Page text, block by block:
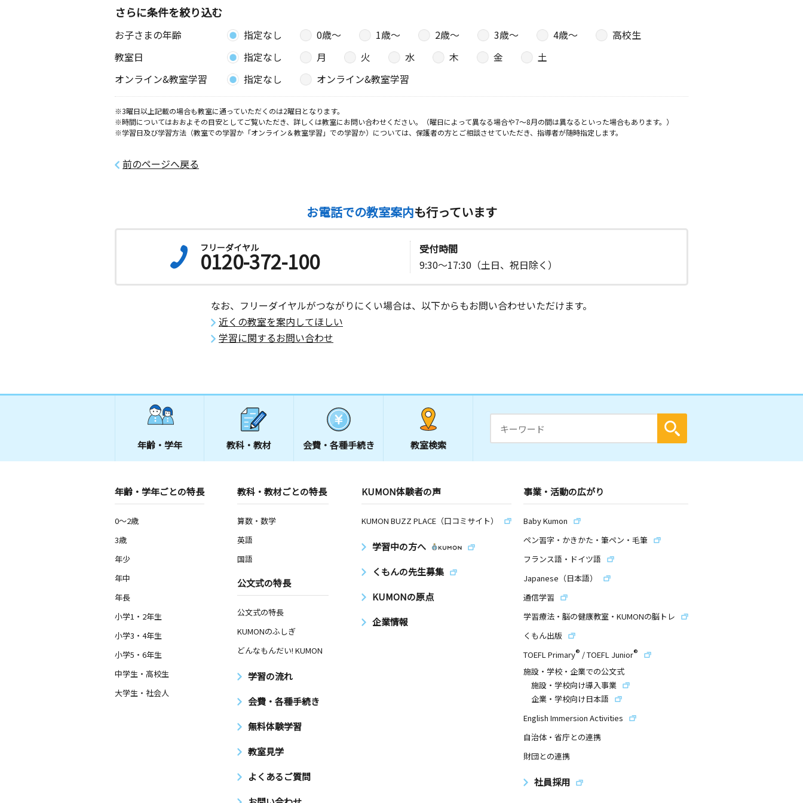
さらに条件を絞り込む
お子さまの年齢 指定なし 0歳〜 1歳〜 2歳〜 3歳〜 4歳〜
高校生
教室日
指定なし 月 火 水 木 金
土
オンライン&教室学習
指定なし オンライン&教室学習
※3曜日以上記載の場合も教室に通っていただくのは2曜日となります。
※時間についてはおおよその目安としてご覧いただき、詳しくは教室にお問い合わせください。（曜日によって異なる場合や7～8月の間は異なるといった場合もあります。）
※学習日及び学習方法（教室での学習か「オンライン＆教室学習」での学習か）については、保護者の方とご相談させていただき、指導者が随時指定します。
前のページへ戻る
お電話での教室案内も行っています
フリーダイヤル
0120-372-100
受付時間
9:30～17:30（土日、祝日除く）
なお、フリーダイヤルがつながりにくい場合は、以下からもお問い合わせいただけます。
近くの教室を案内してほしい
学習に関するお問い合わせ
年齢・学年 教科・教材 会費・ 各種手続き 教室検索
年齢・学年ごとの特長
0～2歳
3歳
年少
年中
年長
小学1・2年生
小学3・4年生
小学5・6年生
中学生・高校生
大学生・社会人
教科・教材ごとの特長
算数・数学
英語
国語
公文式の特長
公文式の特長
KUMONのふしぎ
どんなもんだい! KUMON
学習の流れ
会費・各種手続き
無料体験学習
教室見学
よくあるご質問
KUMON体験者の声
KUMON BUZZ PLACE（口コミサイト）
学習中の方へ
くもんの先生募集
KUMONの原点
企業情報
事業・活動の広がり
Baby Kumon
ペン習字・かきかた・筆ペン・毛筆
フランス語・ドイツ語
Japanese（日本語）
通信学習
学習療法・脳の健康教室・KUMONの脳トレ
くもん出版
TOEFL Primary® /TOEFL Junior®
施設・学校・企業での公文式
施設・学校向け導入事業
企業・学校向け日本語
English Immersion Activities
自治体・省庁との連携
財団との連携
社員採用